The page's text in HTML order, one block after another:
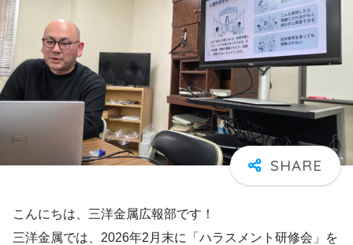
こんにちは、三洋金属広報部です！
三洋金属では、2026年2月末に「ハラスメント研修会」を